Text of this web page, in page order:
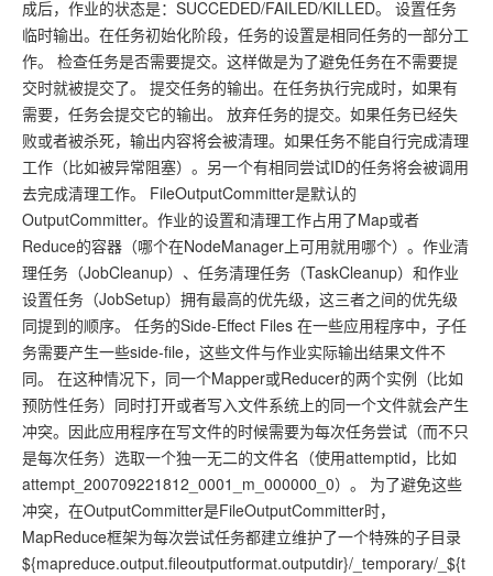
成后，作业的状态是：SUCCEDED/FAILED/KILLED。 设置任务
临时输出。在任务初始化阶段，任务的设置是相同任务的一部分工
作。 检查任务是否需要提交。这样做是为了避免任务在不需要提
交时就被提交了。 提交任务的输出。在任务执行完成时，如果有
需要，任务会提交它的输出。 放弃任务的提交。如果任务已经失
败或者被杀死，输出内容将会被清理。如果任务不能自行完成清理
工作（比如被异常阻塞）。另一个有相同尝试ID的任务将会被调用
去完成清理工作。 FileOutputCommitter是默认的
OutputCommitter。作业的设置和清理工作占用了Map或者
Reduce的容器（哪个在NodeManager上可用就用哪个）。作业清
理任务（JobCleanup）、任务清理任务（TaskCleanup）和作业
设置任务（JobSetup）拥有最高的优先级，这三者之间的优先级
同提到的顺序。 任务的Side-Effect Files 在一些应用程序中，子任
务需要产生一些side-file，这些文件与作业实际输出结果文件不
同。 在这种情况下，同一个Mapper或Reducer的两个实例（比如
预防性任务）同时打开或者写入文件系统上的同一个文件就会产生
冲突。因此应用程序在写文件的时候需要为每次任务尝试（而不只
是每次任务）选取一个独一无二的文件名（使用attemptid，比如
attempt_200709221812_0001_m_000000_0）。 为了避免这些
冲突，在OutputCommitter是FileOutputCommitter时，
MapReduce框架为每次尝试任务都建立维护了一个特殊的子目录
${mapreduce.output.fileoutputformat.outputdir}/_temporary/_${t